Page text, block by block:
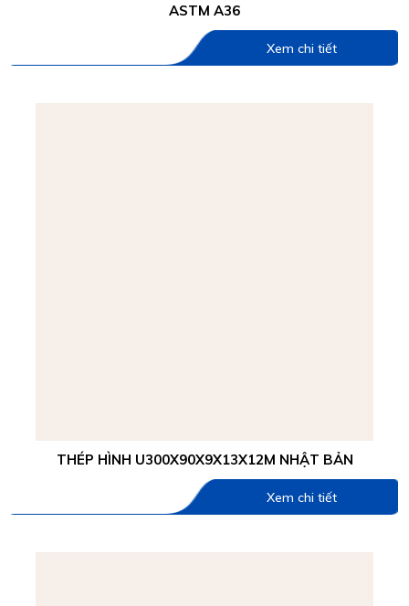
ASTM A36
Xem chi tiết
THÉP HÌNH U300X90X9X13X12M NHẬT BẢN
Xem chi tiết